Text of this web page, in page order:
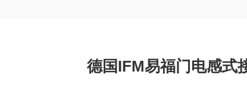
德国IFM易福门电感式